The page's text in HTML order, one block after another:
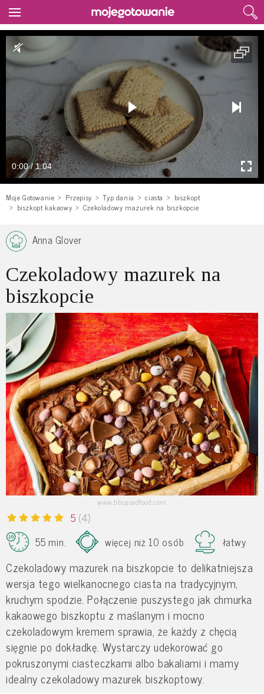
0:00 / 1:04
Moje Gotowanie Przepisy Typ dania ciasta
biszkopt
biszkopt kakaowy
Czekoladowy mazurek na biszkopcie
Anna Glover
Czekoladowy mazurek na
biszkopcie
www.bbcgoodfood.com
5 (4)
55 min.
więcej niż 10 osób łatwy
Czekoladowy mazurek na biszkopcie to delikatniejsza
wersja tego wielkanocnego ciasta na tradycyjnym,
kruchym spodzie. Połączenie puszystego jak chmurka
kakaowego biszkoptu z maślanym i mocno
czekoladowym kremem sprawia, że każdy z chęcią
sięgnie po dokładkę. Wystarczy udekorować go
pokruszonymi ciasteczkami albo bakaliami i mamy
idealny czekoladowy mazurek biszkoptowy.